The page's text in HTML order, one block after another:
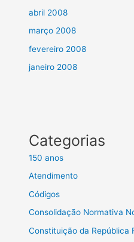
abril 2008
março 2008
fevereiro 2008
janeiro 2008
Categorias
150 anos
Atendimento
Códigos
Consolidação Normativa
Constituição da República